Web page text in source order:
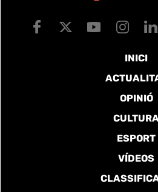
INICI
OPINIÓ
ESPORT
VÍDEOS